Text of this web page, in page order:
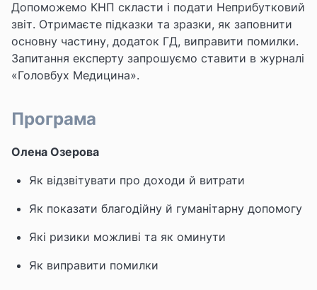
Допоможемо КНП скласти і подати Неприбутковий
звіт. Отримаєте підказки та зразки, як заповнити
основну частину, додаток ГД, виправити помилки.
Запитання експерту запрошуємо ставити в журналі
«Головбух Медицина».
Програма
Олена Озерова
Як відзвітувати про доходи й витрати
Як показати благодійну й гуманітарну допомогу
Які ризики можливі та як оминути
Як виправити помилки